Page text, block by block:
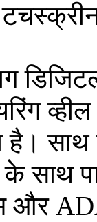
है।
साथ
और